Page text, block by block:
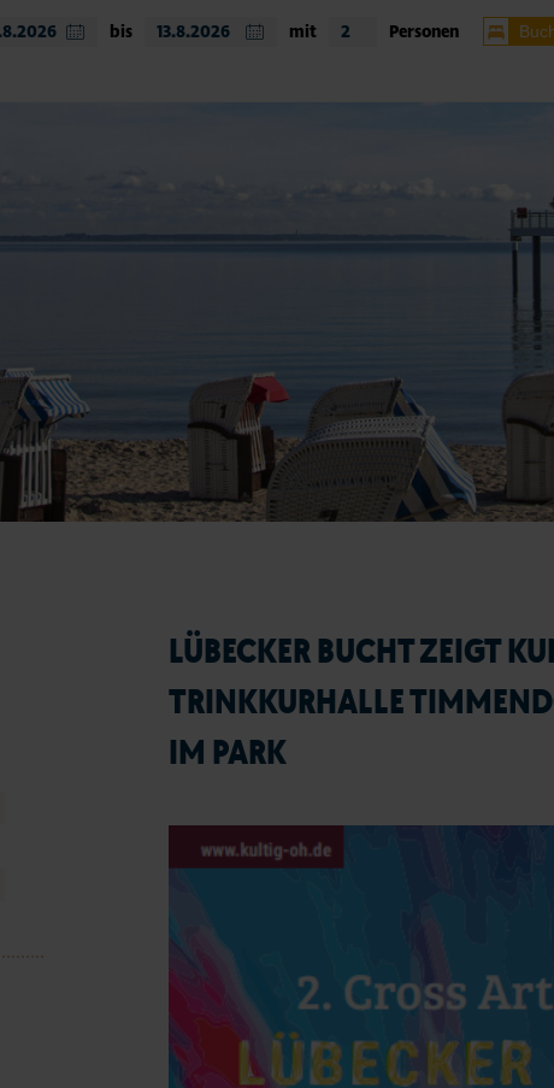
bis mit Personen
LÜBECKER BUCHT ZEIGT
TRINKKURHALLE
IM PARK